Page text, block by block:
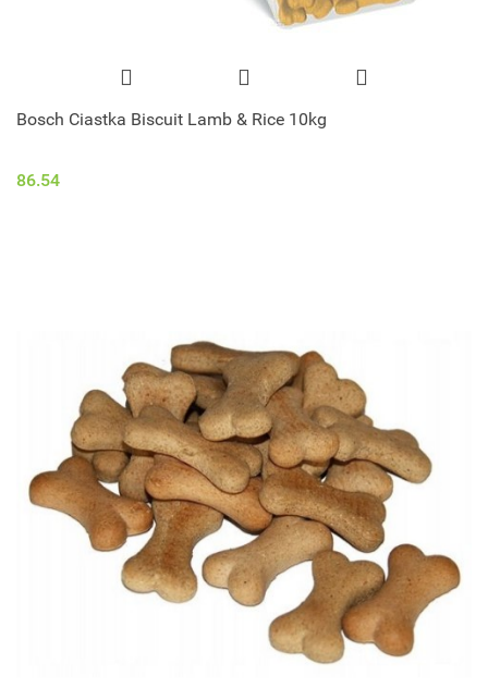
Bosch Ciastka Biscuit Lamb & Rice 10kg
86.54